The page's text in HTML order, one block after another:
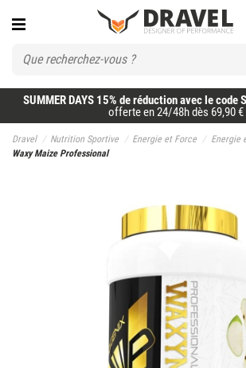
SUMMER DAYS 15% de réduction avec le code
offerte en 24/48h dès 69,90 €
Dravel Nutrition Sportive Energie et Force
Energie
Waxy Maize Professional